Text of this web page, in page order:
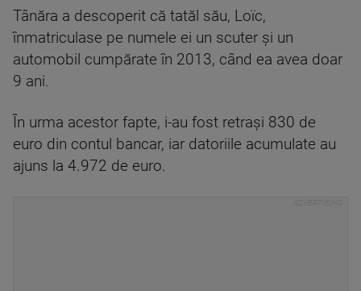
Tânăra a descoperit că tatăl său, Loïc,
înmatriculase pe numele ei un scuter şi un
automobil cumpărate în 2013, când ea avea doar
9 ani.
În urma acestor fapte, i-au fost retraşi 830 de
euro din contul bancar, iar datoriile acumulate au
ajuns la 4.972 de euro.